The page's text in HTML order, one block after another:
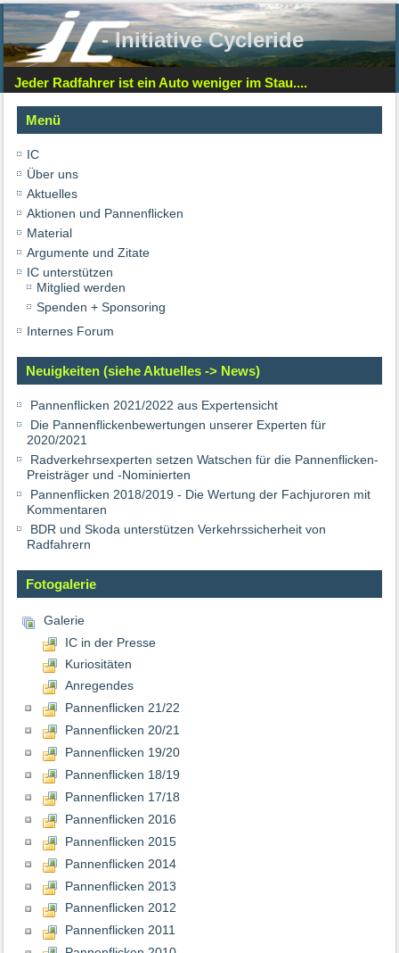
- Initiative Cycleride
Jeder Radfahrer ist ein Auto weniger im Stau....
Menü
IC
Über uns
Aktuelles
Aktionen und Pannenflicken
Material
Argumente und Zitate
IC unterstützen
Mitglied werden
Spenden + Sponsoring
Internes Forum
Neuigkeiten (siehe Aktuelles -> News)
Pannenflicken 2021/2022 aus Expertensicht
Die Pannenflickenbewertungen unserer Experten für
2020/2021
Radverkehrsexperten setzen Watschen für die Pannenflicken-
Preisträger und -Nominierten
Pannenflicken 2018/2019 - Die Wertung der Fachjuroren mit
Kommentaren
BDR und Skoda unterstützen Verkehrssicherheit von
Radfahrern
Fotogalerie
Galerie
IC in der Presse
Kuriositäten
Anregendes
Pannenflicken 21/22
Pannenflicken 20/21
Pannenflicken 19/20
Pannenflicken 18/19
Pannenflicken 17/18
Pannenflicken 2016
Pannenflicken 2015
Pannenflicken 2014
Pannenflicken 2013
Pannenflicken 2012
Pannenflicken 2011